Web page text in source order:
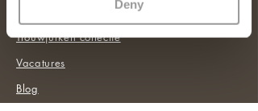
Deny
Trouwjurken collectie
Vacatures
Blog